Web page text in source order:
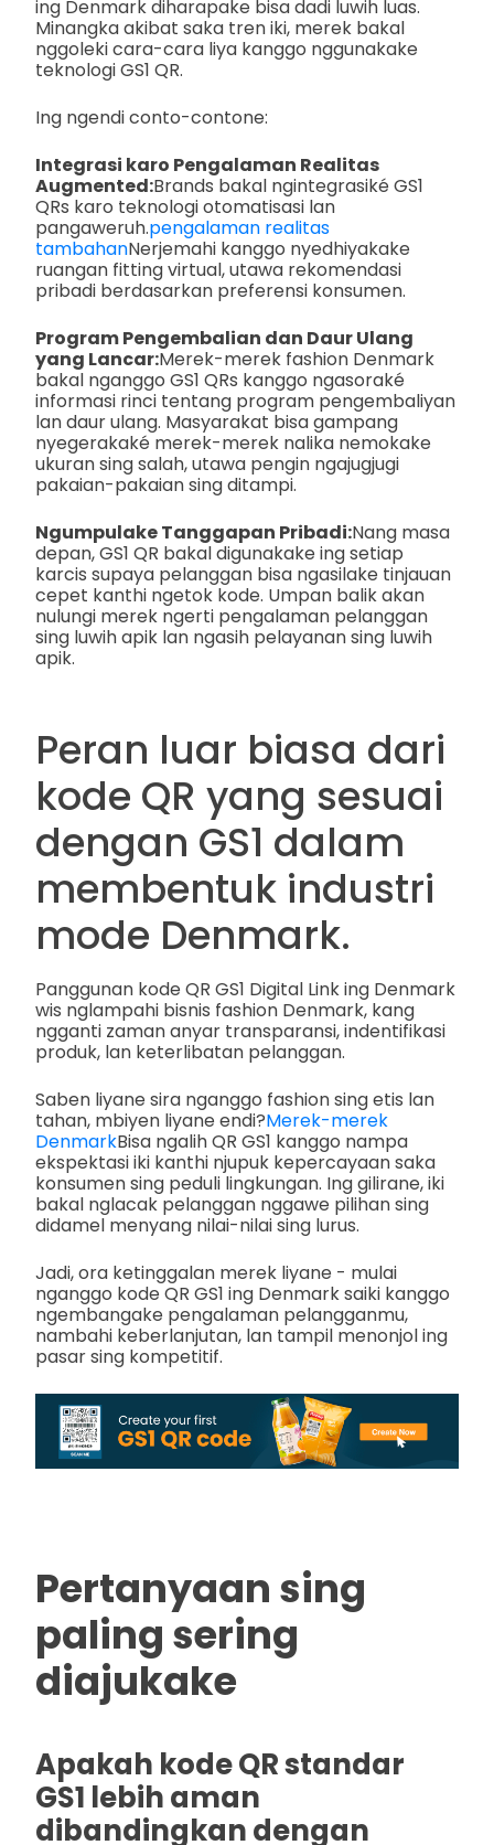
ing Denmark diharapake bisa dadi luwih luas.
Minangka akibat saka tren iki, merek bakal
nggoleki cara-cara liya kanggo nggunakake
teknologi GS1 QR.
Ing ngendi conto-contone:
Integrasi karo Pengalaman Realitas
Augmented:Brands bakal ngintegrasiké GS1
QRs karo teknologi otomatisasi lan
pangaweruh.pengalaman realitas
tambahanNerjemahi kanggo nyedhiyakake
ruangan fitting virtual, utawa rekomendasi
pribadi berdasarkan preferensi konsumen.
Program Pengembalian dan Daur Ulang
yang Lancar:Merek-merek fashion Denmark
bakal nganggo GS1 QRs kanggo ngasoraké
informasi rinci tentang program pengembaliyan
lan daur ulang. Masyarakat bisa gampang
nyegerakaké merek-merek nalika nemokake
ukuran sing salah, utawa pengin ngajugjugi
pakaian-pakaian sing ditampi.
Ngumpulake Tanggapan Pribadi:Nang masa
depan, GS1 QR bakal digunakake ing setiap
karcis supaya pelanggan bisa ngasilake tinjauan
cepet kanthi ngetok kode. Umpan balik akan
nulungi merek ngerti pengalaman pelanggan
sing luwih apik lan ngasih pelayanan sing luwih
apik.
Peran luar biasa dari
kode QR yang sesuai
dengan GS1 dalam
membentuk industri
mode Denmark.
Panggunan kode QR GS1 Digital Link ing Denmark
wis nglampahi bisnis fashion Denmark, kang
ngganti zaman anyar transparansi, indentifikasi
produk, lan keterlibatan pelanggan.
Saben liyane sira nganggo fashion sing etis lan
tahan, mbiyen liyane endi?Merek-merek
DenmarkBisa ngalih QR GS1 kanggo nampa
ekspektasi iki kanthi njupuk kepercayaan saka
konsumen sing peduli lingkungan. Ing gilirane, iki
bakal nglacak pelanggan nggawe pilihan sing
didamel menyang nilai-nilai sing lurus.
Jadi, ora ketinggalan merek liyane - mulai
nganggo kode QR GS1 ing Denmark saiki kanggo
ngembangake pengalaman pelangganmu,
nambahi keberlanjutan, lan tampil menonjol ing
pasar sing kompetitif.
Pertanyaan sing
paling sering
diajukake
Apakah kode QR standar
GS1 lebih aman
dibandingkan dengan